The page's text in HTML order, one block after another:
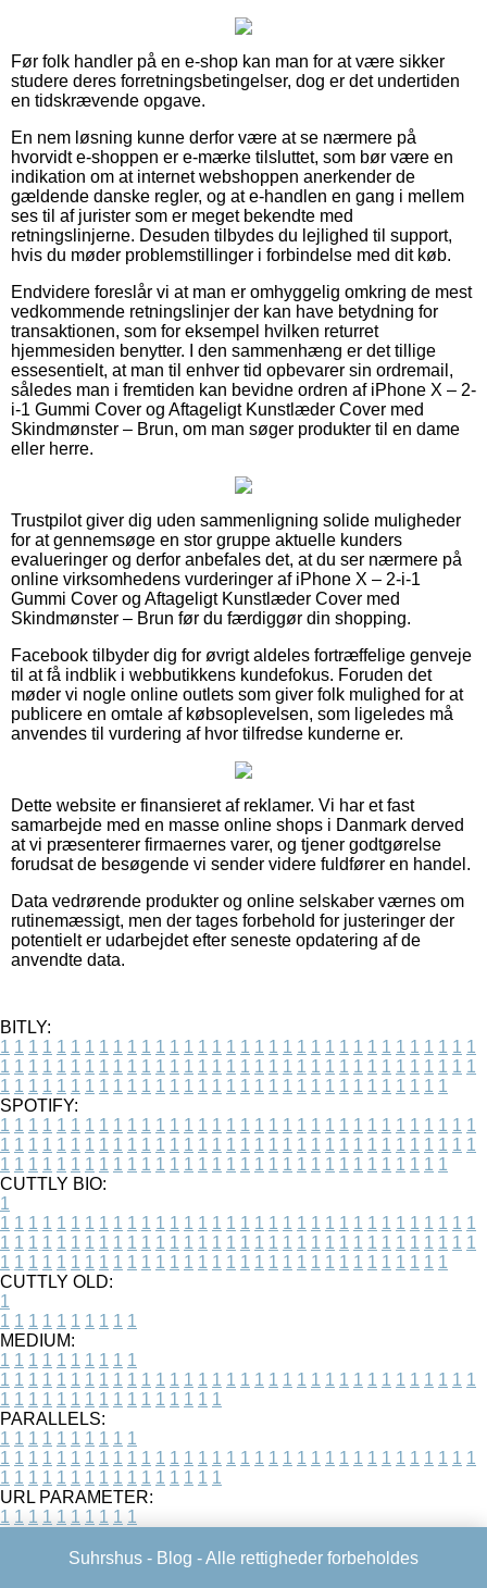
Før folk handler på en e-shop kan man for at være sikker
studere deres forretningsbetingelser, dog er det undertiden
en tidskrævende opgave.
En nem løsning kunne derfor være at se nærmere på
hvorvidt e-shoppen er e-mærke tilsluttet, som bør være en
indikation om at internet webshoppen anerkender de
gældende danske regler, og at e-handlen en gang i mellem
ses til af jurister som er meget bekendte med
retningslinjerne. Desuden tilbydes du lejlighed til support,
hvis du møder problemstillinger i forbindelse med dit køb.
Endvidere foreslår vi at man er omhyggelig omkring de mest
vedkommende retningslinjer der kan have betydning for
transaktionen, som for eksempel hvilken returret
hjemmesiden benytter. I den sammenhæng er det tillige
essesentielt, at man til enhver tid opbevarer sin ordremail,
således man i fremtiden kan bevidne ordren af iPhone X – 2-
i-1 Gummi Cover og Aftageligt Kunstlæder Cover med
Skindmønster – Brun, om man søger produkter til en dame
eller herre.
Trustpilot giver dig uden sammenligning solide muligheder
for at gennemsøge en stor gruppe aktuelle kunders
evalueringer og derfor anbefales det, at du ser nærmere på
online virksomhedens vurderinger af iPhone X – 2-i-1
Gummi Cover og Aftageligt Kunstlæder Cover med
Skindmønster – Brun før du færdiggør din shopping.
Facebook tilbyder dig for øvrigt aldeles fortræffelige genveje
til at få indblik i webbutikkens kundefokus. Foruden det
møder vi nogle online outlets som giver folk mulighed for at
publicere en omtale af købsoplevelsen, som ligeledes må
anvendes til vurdering af hvor tilfredse kunderne er.
Dette website er finansieret af reklamer. Vi har et fast
samarbejde med en masse online shops i Danmark derved
at vi præsenterer firmaernes varer, og tjener godtgørelse
forudsat de besøgende vi sender videre fuldfører en handel.
Data vedrørende produkter og online selskaber værnes om
rutinemæssigt, men der tages forbehold for justeringer der
potentielt er udarbejdet efter seneste opdatering af de
anvendte data.
BITLY:
1 1 1 1 1 1 1 1 1 1 1 1 1 1 1 1 1 1 1 1 1 1 1 1 1 1 1 1 1 1 1 1 1 1
1 1 1 1 1 1 1 1 1 1 1 1 1 1 1 1 1 1 1 1 1 1 1 1 1 1 1 1 1 1 1 1 1 1
1 1 1 1 1 1 1 1 1 1 1 1 1 1 1 1 1 1 1 1 1 1 1 1 1 1 1 1 1 1 1 1
SPOTIFY:
1 1 1 1 1 1 1 1 1 1 1 1 1 1 1 1 1 1 1 1 1 1 1 1 1 1 1 1 1 1 1 1 1 1
1 1 1 1 1 1 1 1 1 1 1 1 1 1 1 1 1 1 1 1 1 1 1 1 1 1 1 1 1 1 1 1 1 1
1 1 1 1 1 1 1 1 1 1 1 1 1 1 1 1 1 1 1 1 1 1 1 1 1 1 1 1 1 1 1 1
CUTTLY BIO:
1
1 1 1 1 1 1 1 1 1 1 1 1 1 1 1 1 1 1 1 1 1 1 1 1 1 1 1 1 1 1 1 1 1 1
1 1 1 1 1 1 1 1 1 1 1 1 1 1 1 1 1 1 1 1 1 1 1 1 1 1 1 1 1 1 1 1 1 1
1 1 1 1 1 1 1 1 1 1 1 1 1 1 1 1 1 1 1 1 1 1 1 1 1 1 1 1 1 1 1 1
CUTTLY OLD:
1
1 1 1 1 1 1 1 1 1 1
MEDIUM:
1 1 1 1 1 1 1 1 1 1
1 1 1 1 1 1 1 1 1 1 1 1 1 1 1 1 1 1 1 1 1 1 1 1 1 1 1 1 1 1 1 1 1 1
1 1 1 1 1 1 1 1 1 1 1 1 1 1 1 1
PARALLELS:
1 1 1 1 1 1 1 1 1 1
1 1 1 1 1 1 1 1 1 1 1 1 1 1 1 1 1 1 1 1 1 1 1 1 1 1 1 1 1 1 1 1 1 1
1 1 1 1 1 1 1 1 1 1 1 1 1 1 1 1
URL PARAMETER:
1 1 1 1 1 1 1 1 1 1
Suhrshus - Blog - Alle rettigheder forbeholdes